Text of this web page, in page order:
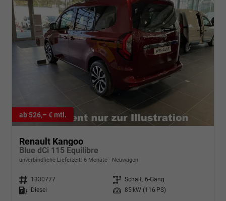
ab 526,– € mtl.
Renault Kangoo
Blue dCi 115 Equilibre
unverbindliche Lieferzeit: 6 Monate Neuwagen
Fahrzeugnr. 1330777 Getriebe Schalt. 6-Gang
Kraftstoff
Diesel Leistung 85 kW (116 PS)